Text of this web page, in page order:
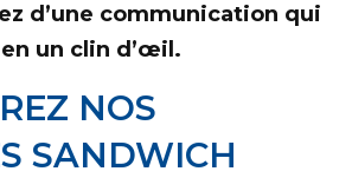
d’une communication qui
un clin d’œil.
NOS
SANDWICH